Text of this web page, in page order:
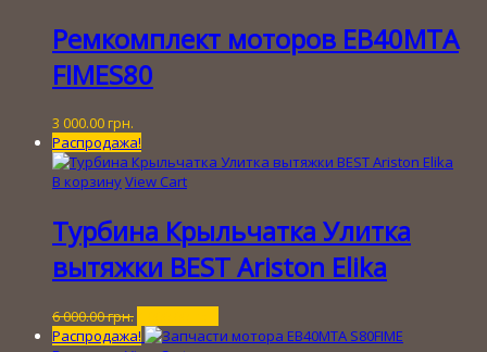
Ремкомплект моторов EB40MTA
FIMES80
3 000.00 грн.
Распродажа!
В корзинуView Cart
Турбина Крыльчатка Улитка
вытяжки BEST Ariston Elika
6 000.00грн.
цена
цена:
Распродажа!